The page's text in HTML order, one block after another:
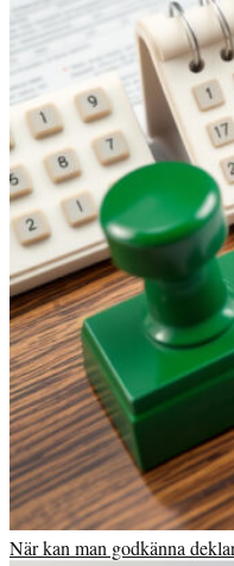
När kan man godkänna